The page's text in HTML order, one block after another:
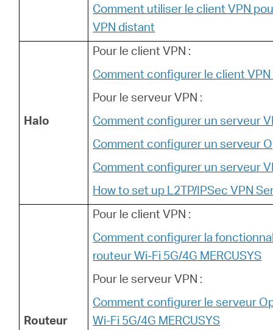
Comment utiliser le client VPN
VPN distant
Halo
Pour le client VPN :
Comment configurer le client VPN
Pour le serveur VPN :
Comment configurer un serveur
Comment configurer un serveur
Comment configurer un serveur
How to set up L2TP/IPSec VPN
Routeur
Pour le client VPN :
Comment configurer la
routeur Wi-Fi 5G/4G MERCUSYS
Pour le serveur VPN :
Comment configurer le serveur
Wi-Fi 5G/4G MERCUSYS